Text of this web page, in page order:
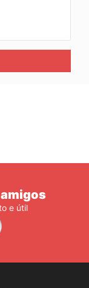
e útil